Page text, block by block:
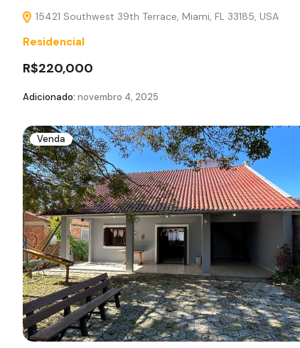
15421 Southwest 39th Terrace, Miami, FL 33185, USA
Residencial
R$220,000
Adicionado: novembro 4, 2025
Venda